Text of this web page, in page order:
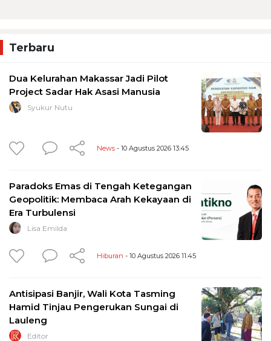
Terbaru
Dua Kelurahan Makassar Jadi Pilot
Project Sadar Hak Asasi Manusia
Syukur Nutu
News - 10 Agustus 2026 13:45
Paradoks Emas di Tengah Ketegangan
Geopolitik: Membaca Arah Kekayaan di
Era Turbulensi
Lisa Emilda
Hiburan - 10 Agustus 2026 11:45
Antisipasi Banjir, Wali Kota Tasming
Hamid Tinjau Pengerukan Sungai di
Lauleng
Editor